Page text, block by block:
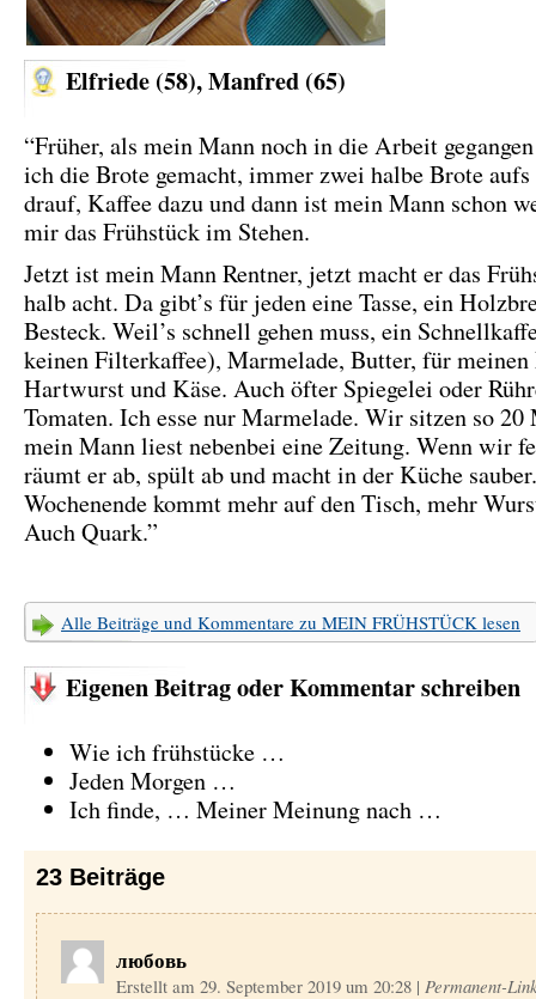
Elfriede (58), Manfred (65)
“Früher, als mein Mann noch in die Arbeit
ich die Brote gemacht, immer zwei halbe Brote
drauf, Kaffee dazu und dann ist mein Mann schon
mir das Frühstück im Stehen.
Jetzt ist mein Mann Rentner, jetzt macht er das
halb acht. Da gibt’s für jeden eine Tasse, ein
Besteck. Weil’s schnell gehen muss, ein
keinen Filterkaffee), Marmelade, Butter, für meinen
Hartwurst und Käse. Auch öfter Spiegelei oder
Tomaten. Ich esse nur Marmelade. Wir sitzen so 20
mein Mann liest nebenbei eine Zeitung. Wenn wir
räumt er ab, spült ab und macht in der Küche
Wochenende kommt mehr auf den Tisch, mehr
Auch Quark.”
Alle Beiträge und Kommentare zu MEIN FRÜHSTÜCK lesen
Eigenen Beitrag oder Kommentar schreiben
Wie ich frühstücke …
Jeden Morgen …
Ich finde, … Meiner Meinung nach …
23 Beiträge
любовь
Erstellt am 29. September 2019 um 20:28 | Permanent-